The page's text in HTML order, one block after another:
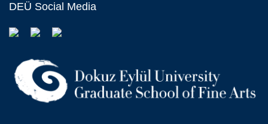
DEÜ Social Media